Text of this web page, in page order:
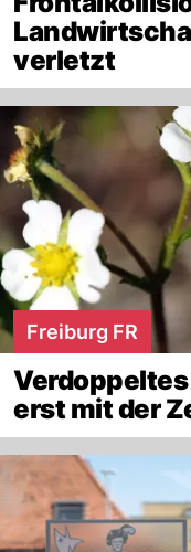
verletzt
Freiburg FR
erst mit der